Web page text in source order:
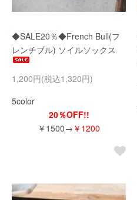
◆SALE20％◆French Bull(フ
レンチブル) ソイルソックス
1,200円(税込1,320円)
5color
20％OFF!!
￥1500→ ￥1200